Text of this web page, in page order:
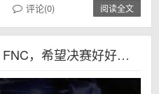
评论(0) 阅读全文
英雄联盟决赛出现，IG：FNC，希望决赛好好打，夺得冠军，加油！必胜！